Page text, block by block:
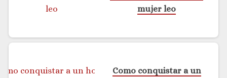
mujer leo
Como conquistar a un